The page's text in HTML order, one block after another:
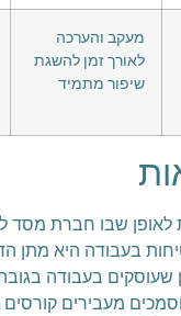
מעקב והערכה
לאורך זמן להשגת
שיפור מתמיד
לאופן שבו חברת מסד
בעבודה היא מתן
שעוסקים בעבודה
מעבירים קורסים